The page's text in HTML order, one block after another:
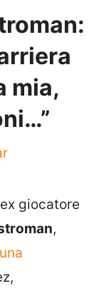
mia,
giocatore
,